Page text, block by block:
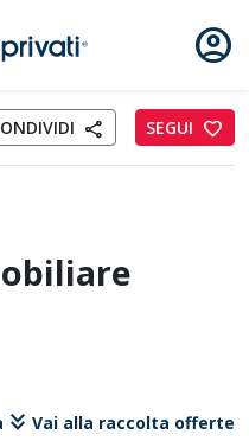
Aste account_circle
share SEGUI favorite
keyboard_double_arrow_down Vai alla raccolta offerte